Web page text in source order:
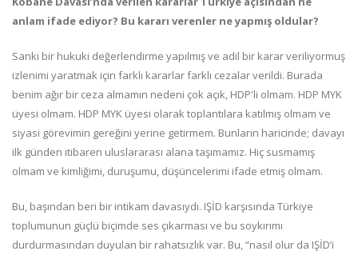
anlam ifade ediyor? Bu kararı verenler ne yapmış oldular?
Sanki bir hukuki değerlendirme yapılmış ve adil bir karar veriliyormuş
izlenimi yaratmak için farklı kararlar farklı cezalar verildi. Burada
benim ağır bir ceza almamın nedeni çok açık, HDP'li olmam. HDP MYK
üyesi olmam. HDP MYK üyesi olarak toplantılara katılmış olmam ve
siyasi görevimin gereğini yerine getirmem. Bunların haricinde; davayı
ilk günden itibaren uluslararası alana taşımamız. Hiç susmamış
olmam ve kimliğimi, duruşumu, düşüncelerimi ifade etmiş olmam.
Bu, başından beri bir intikam davasıydı. IŞİD karşısında Türkiye
toplumunun güçlü biçimde ses çıkarması ve bu soykırımı
durdurmasından duyulan bir rahatsızlık var. Bu, “nasıl olur da IŞİD’i